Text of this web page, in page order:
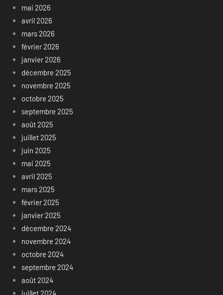
mai 2026
avril 2026
mars 2026
février 2026
janvier 2026
décembre 2025
novembre 2025
octobre 2025
septembre 2025
août 2025
juillet 2025
juin 2025
mai 2025
avril 2025
mars 2025
février 2025
janvier 2025
décembre 2024
novembre 2024
octobre 2024
septembre 2024
août 2024
juillet 2024